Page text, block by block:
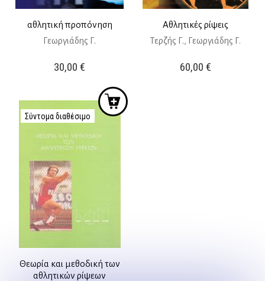
αθλητική προπόνηση
Γεωργιάδης Γ.
30,00€
Αθλητικές ρίψεις
Τερζής Γ., Γεωργιάδης Γ.
60,00 €
Σύντομα διαθέσιμο
Θεωρία και μεθοδική των
αθλητικών ρίψεων